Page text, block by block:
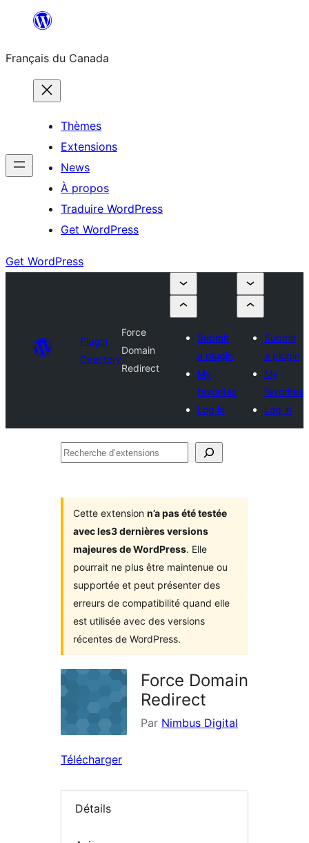
contenu
Français du Canada
Thèmes
Extensions
News
À propos
Traduire WordPress
Get WordPress
Get WordPress
Plugin
Directory
Force
Domain
Redirect
Submit
a plugin
My
favorites
Log in
Submit
a plugin
My
favorites
Log in
Recherche
Cette extension n’a pas été testée
avec les3 dernières versions
majeures de WordPress. Elle
pourrait ne plus être maintenue ou
supportée et peut présenter des
erreurs de compatibilité quand elle
est utilisée avec des versions
récentes de WordPress.
Force Domain
Redirect
Par Nimbus Digital
Télécharger
Détails